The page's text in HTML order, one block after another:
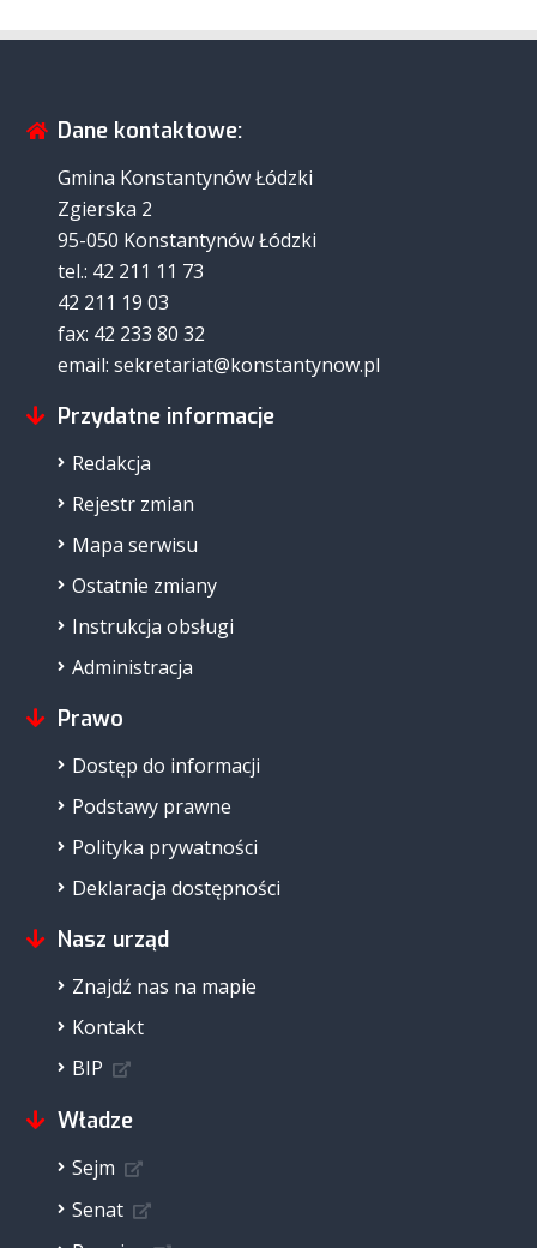
Dane kontaktowe:
Gmina Konstantynów Łódzki
Zgierska 2
95-050 Konstantynów Łódzki
tel.: 42 211 11 73
42 211 19 03
fax: 42 233 80 32
email: sekretariat@konstantynow.pl
Przydatne informacje
Redakcja
Rejestr zmian
Mapa serwisu
Ostatnie zmiany
Instrukcja obsługi
Administracja
Prawo
Dostęp do informacji
Podstawy prawne
Polityka prywatności
Deklaracja dostępności
Nasz urząd
Znajdź nas na mapie
Kontakt
BIP
Władze
Sejm
Senat